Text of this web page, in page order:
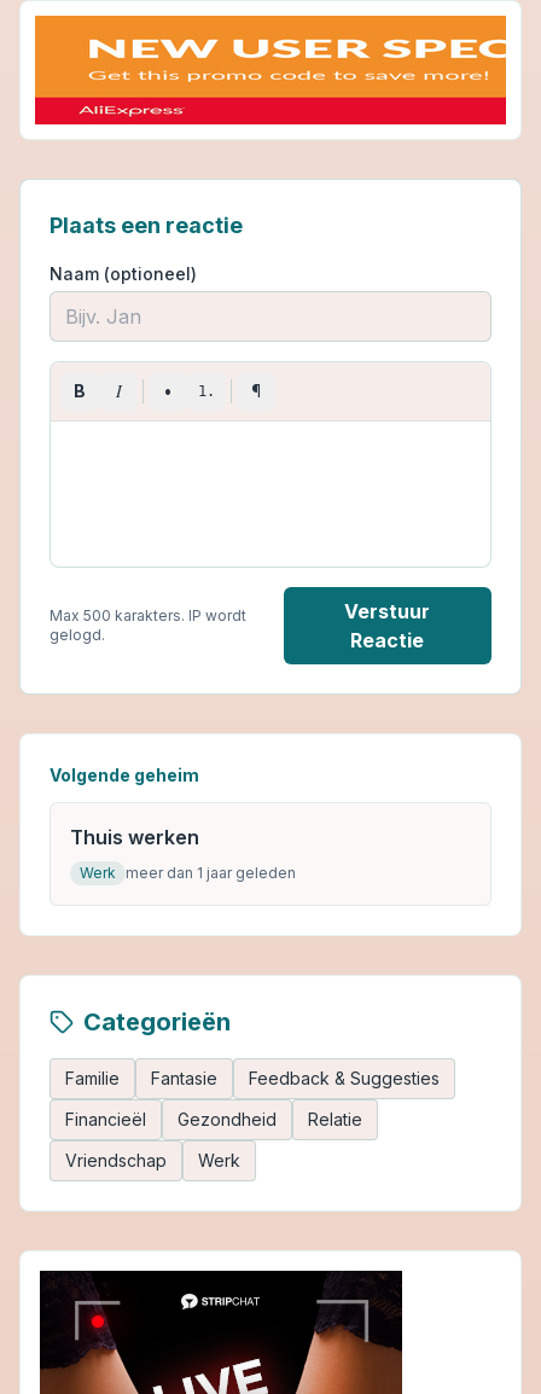
Plaats een reactie
Naam (optioneel)
B I • 1. ¶
Max 500 karakters. IP wordt
gelogd.
Verstuur
Reactie
Volgende geheim
Thuis werken
Werk meer dan 1 jaar geleden
Categorieën
Familie Fantasie
Feedback & Suggesties
Financieël
Gezondheid
Relatie
Vriendschap
Werk